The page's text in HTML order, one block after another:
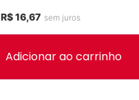
R$16,67 sem juros
Adicionar ao carrinho